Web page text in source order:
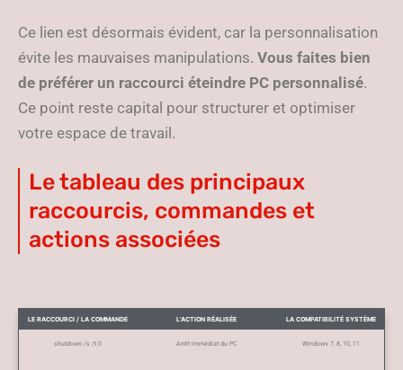
Ce lien est désormais évident, car la personnalisation
évite les mauvaises manipulations. Vous faites bien
de préférer un raccourci éteindre PC personnalisé.
Ce point reste capital pour structurer et optimiser
votre espace de travail.
Le tableau des principaux
raccourcis, commandes et
actions associées
LE RACCOURCI / LA COMMANDE L’ACTION RÉALISÉE LA COMPATIBILITÉ SYSTÈME
shutdown /s /t 0 Arrêt immédiat du PC Windows 7, 8, 10, 11